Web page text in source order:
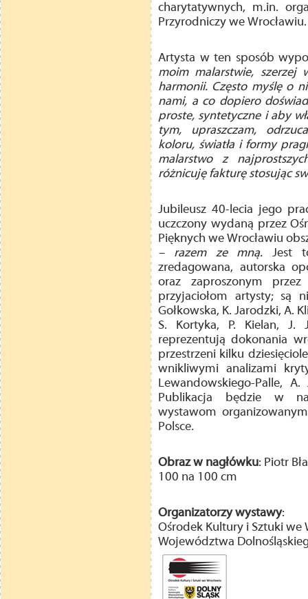
charytatywnych, m.in.
Przyrodniczy we Wrocławiu.
Artysta w ten sposób
moim malarstwie, szerzej
harmonii. Często myślę o
nami, a co dopiero
proste, syntetyczne i aby
tym, upraszczam,
koloru, światła i formy
malarstwo z
różnicuję fakturę stosując
Jubileusz 40-lecia jego
uczczony wydaną przez
Pięknych we Wrocławiu
–razem ze mną.Jest
zredagowana, autorska
oraz zaproszonym
przyjaciołom artysty; są
Gołkowska, K. Jarodzki, A.
S. Kortyka, P. Kielan, J.
reprezentują dokonania
przestrzeni kilku
wnikliwymi analizami
Lewandowskiego-Palle,
Publikacja będzie w
wystawom
Polsce.
Obraz w nagłówku: Piotr
100 na 100 cm
Organizatorzy wystawy:
Ośrodek Kultury i Sztuki we
Województwa